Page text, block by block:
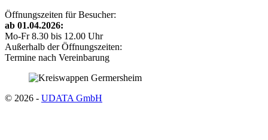
Öffnungszeiten für Besucher:
ab 01.04.2026:
Mo-Fr 8.30 bis 12.00 Uhr
Außerhalb der Öffnungszeiten:
Termine nach Vereinbarung
© 2026 - UDATA GmbH